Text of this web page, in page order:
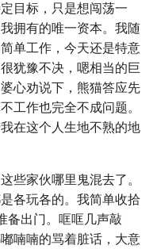
目标，只是想闯荡一
拥有的唯一资本。我随
单工作，今天还是特意
犹豫不决，嗯相当的巨
心劝说下，熊猫答应先
工作也完全不成问题。
在这个人生地不熟的地
些家伙哪里鬼混去了。
各玩各的。我简单收拾
备出门。哐哐几声敲
喃喃的骂着脏话，大意